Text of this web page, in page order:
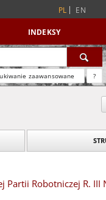
PL EN
INDEKSY
zaawansowane ?
Robotniczej R. III